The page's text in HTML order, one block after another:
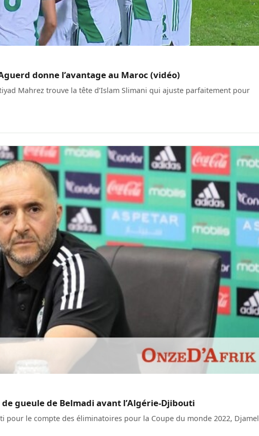
donne l’avantage au Maroc (vidéo)
Mahrez trouve la tête d’Islam Slimani qui ajuste parfaitement pour
de gueule de Belmadi avant l’Algérie-Djibouti
pour le compte des éliminatoires pour la Coupe du monde 2022, Djamel